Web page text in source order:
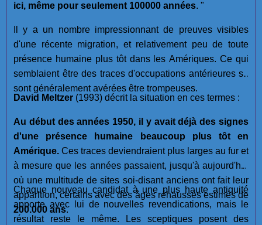
ici, même pour seulement 100000 années. "
Il y a un nombre impressionnant de preuves visibles
d'une récente migration, et relativement peu de toute
présence humaine plus tôt dans les Amériques. Ce qui
semblaient être des traces d'occupations antérieures se
sont généralement avérées être trompeuses.
David Meltzer (1993) décrit la situation en ces termes :
Au début des années 1950, il y avait déjà des signes
d'une présence humaine beaucoup plus tôt en
Amérique. Ces traces deviendraient plus larges au fur et
à mesure que les années passaient, jusqu'à aujourd'hui
où une multitude de sites soi-disant anciens ont fait leur
apparition, certains avec des âges réhaussés estimés de
200.000 ans.
Chaque nouveau candidat à une plus haute antiquité
apporte avec lui de nouvelles revendications, mais le
résultat reste le même. Les sceptiques posent des